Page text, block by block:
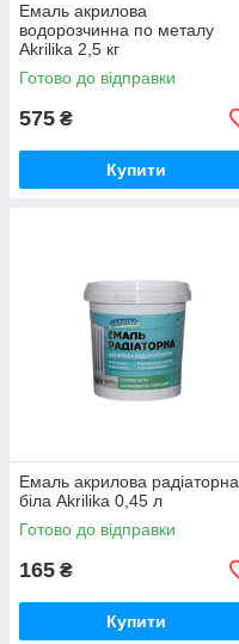
Емаль акрилова
водорозчинна по металу
Akrilika 2,5 кг
Готово до відправки
575 ₴
Купити
Емаль акрилова радіаторна
біла Akrilika 0,45 л
Готово до відправки
165 ₴
Купити